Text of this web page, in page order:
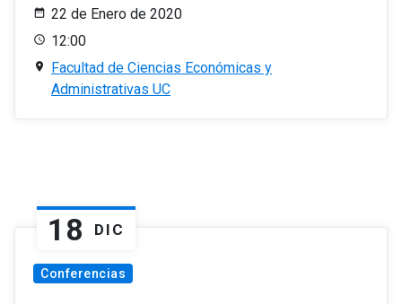
22 de Enero de 2020
12:00
Facultad de Ciencias Económicas y
Administrativas UC
18 DIC
Conferencias